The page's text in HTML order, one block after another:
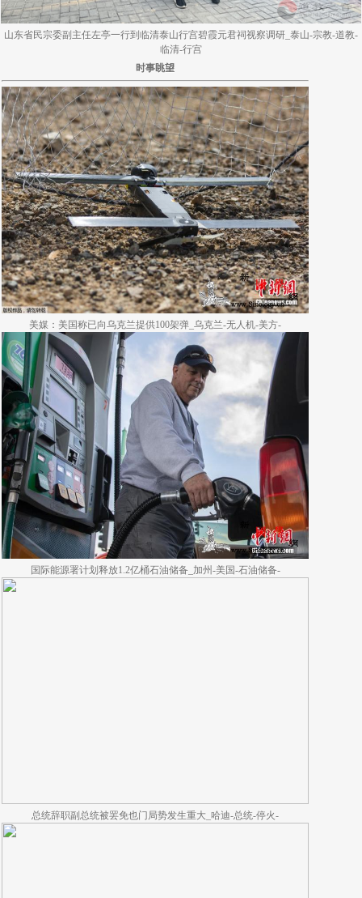
山东省民宗委副主任左亭一行到临清泰山行宫碧霞元君祠视察调研_泰山-宗教-道教-
临清-行宫
时事眺望
美媒：美国称已向乌克兰提供100架弹_乌克兰-无人机-美方-
国际能源署计划释放1.2亿桶石油储备_加州-美国-石油储备-
总统辞职副总统被罢免也门局势发生重大_哈迪-总统-停火-